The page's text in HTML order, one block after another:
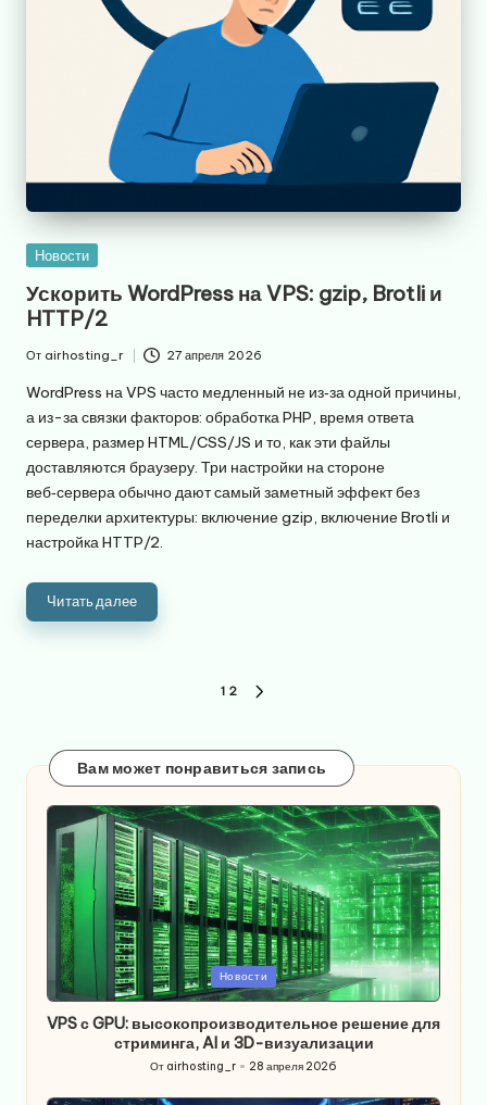
Опубликовано
Новости
Ускорить WordPress на VPS: gzip, Brotli и
HTTP/2
от
От airhosting_r 27 апреля 2026
WordPress на VPS часто медленный не из‑за одной причины,
а из-за связки факторов: обработка PHP, время ответа
сервера, размер HTML/CSS/JS и то, как эти файлы
доставляются браузеру. Три настройки на стороне
веб‑сервера обычно дают самый заметный эффект без
переделки архитектуры: включение gzip, включение Brotli и
настройка HTTP/2.
Читать далее
1 2
Вам может понравиться запись
Опубликовано
в
Новости
VPS с GPU: высокопроизводительное решение для
стриминга, AI и 3D-визуализации
Запись
От airhosting_r 28 апреля 2026